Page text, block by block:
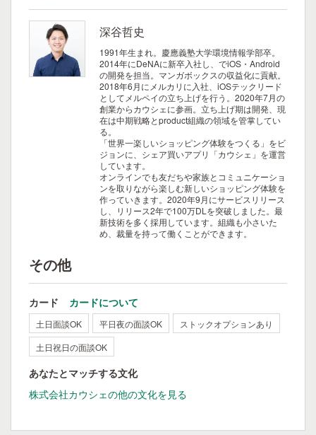
深谷哲史
1991年生まれ。慶應義塾大学環境情報学部卒。
2014年にDeNAに新卒入社し、でiOS・Android
の開発を担当。マンガボックスの収益化に貢献。
2018年6月にメルカリに入社、iOSテックリード
としてメルペイの立ち上げを行う。2020年7月の
創業からカウシェに参画。立ち上げ期は開発、現
在は中期戦略とproduct組織の領域を管掌してい
る。
「世界一楽しいショッピング体験をつくる」をビ
ジョンに、シェア買いアプリ「カウシェ」を運営
しています。
オンラインでも友だちや家族とコミュニケーショ
ンを取りながら楽しむ新しいショッピング体験を
作っていきます。2020年9月にサービスリリース
し、リリース2年で100万DLを突破しました。最
新技術を多く採用しています。組織も小さいた
め、裁量を持って働くことができます。
その他
カード カードについて
土日面談OK 平日夜の面談OK
ストックオプションあり
土日祝日の面談OK
あなたとマッチする文化
株式会社カウシェの他の文化を見る